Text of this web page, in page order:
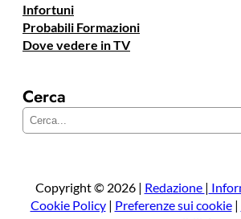
Infortuni
Probabili Formazioni
Dove vedere in TV
Cerca
e
a
Copyright © 2026 | Redazione |
Cookie Policy| Preferenze sui cookie|